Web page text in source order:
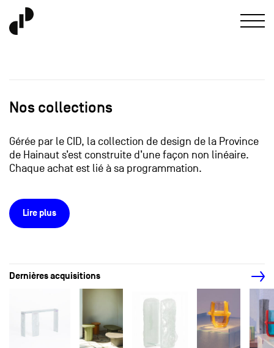
Nos collections
Gérée par le CID, la collection de design de la Province
de Hainaut s’est construite d’une façon non linéaire.
Chaque achat est lié à sa programmation.
Lire plus
Dernières acquisitions